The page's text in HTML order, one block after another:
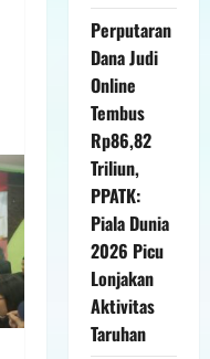
Perputaran
Dana Judi
Online
Tembus
Rp86,82
Triliun,
PPATK:
Piala Dunia
2026 Picu
Lonjakan
Aktivitas
Taruhan